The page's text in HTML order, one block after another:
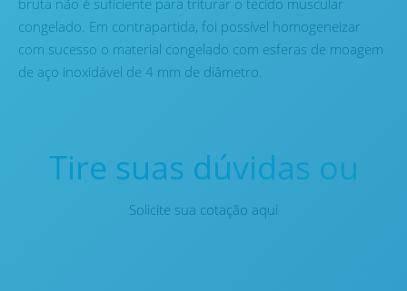
congelado. Em contrapartida, foi possível homogeneizar
com sucesso o material congelado com esferas de moagem
de aço inoxidável de 4 mm de diâmetro.
Tire suas dúvidas ou
Solicite sua cotação aqui